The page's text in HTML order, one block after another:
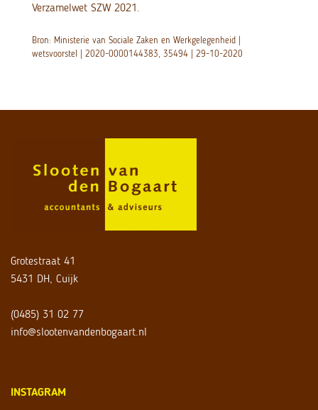
Verzamelwet SZW 2021.
Bron: Ministerie van Sociale Zaken en Werkgelegenheid |
wetsvoorstel | 2020-0000144383, 35494 | 29-10-2020
Grotestraat 41
5431 DH, Cuijk
(0485) 31 02 77
info@slootenvandenbogaart.nl
INSTAGRAM